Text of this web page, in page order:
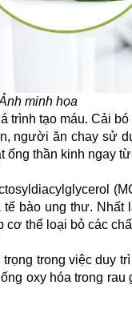
minh họa
trình tạo máu. Cải
người ăn chay sử
ống thần kinh ngay
bào ung thư. Nhất
thể loại bỏ các
trong việc duy
oxy hóa trong rau